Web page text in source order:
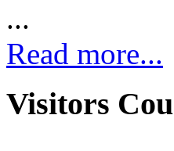
...
Read more...
Visitors